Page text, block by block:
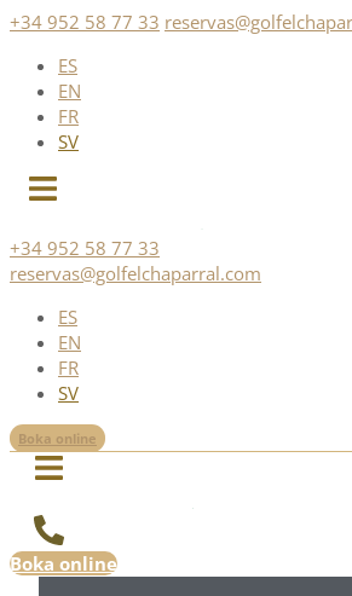
Skip
content
+34 952 58 77 33
ES
EN
FR
SV
+34 952 58 77 33
reservas@golfelchaparral.com
ES
EN
FR
SV
Boka online
Boka online